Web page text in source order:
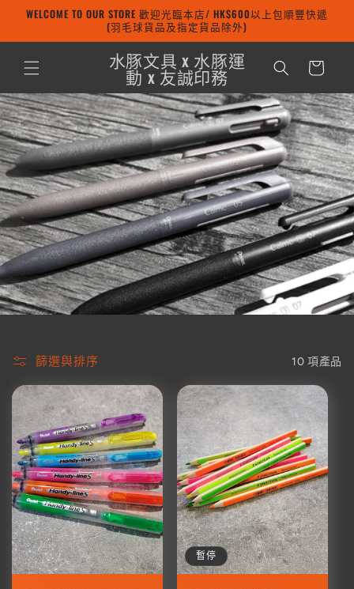
跳至內容
WELCOME TO OUR STORE 歡迎光臨本店/ HK$600以上包順豐快遞
(羽毛球貨品及指定貨品除外)
水豚文具 x 水豚運
動 x 友誠印務
物
篩選與排序 10 項產品
暫停